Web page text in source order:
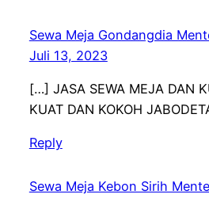
Sewa Meja Gondangdia
Juli 13, 2023
[…] JASA SEWA MEJA DAN
KUAT DAN KOKOH
Reply
Sewa Meja Kebon Sirih